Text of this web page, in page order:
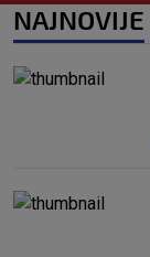
NAJNOVIJE